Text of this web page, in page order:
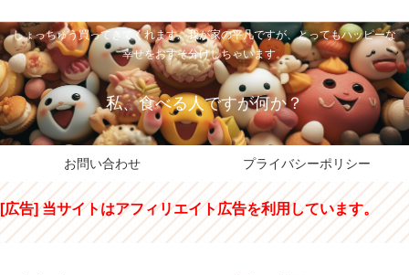
しょっちゅう買ってきてくれます。我が家の平凡ですが、とってもハッピーな
幸せをおすそ分けしちゃいます。
私、食べる人ですが何か？
お問い合わせ プライバシーポリシー
[広告] 当サイトはアフィリエイト広告を利用しています。